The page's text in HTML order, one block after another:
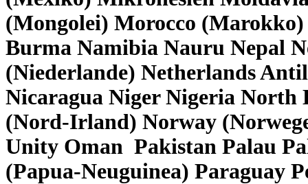
(Mongolei) Morocco
Burma Namibia Nauru Nepal
(Niederlande) Netherlands
Nicaragua Niger Nigeria
(Nord-Irland) Norway
Unity Oman Pakistan Palau
(Papua-Neuguinea) Paraguay